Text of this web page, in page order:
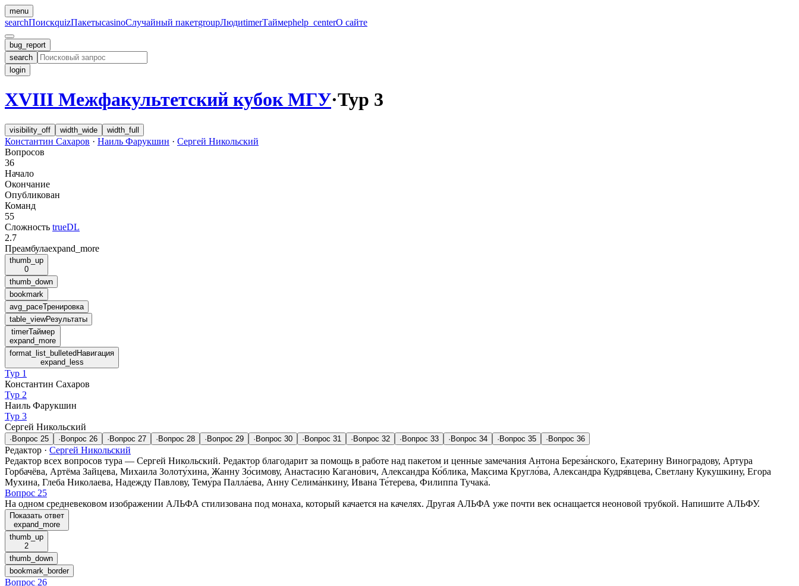
menu
searchПоискquizПакетыcasinoСлучайный пакетgroupЛюдиtimerТаймерhelp_centerО сайте
bug_report
search
login
XVIII Межфакультетский кубок МГУ·Тур 3
visibility_off width_wide width_full
Константин Сахаров · Наиль Фарукшин · Сергей Никольский
Вопросов
36
Начало
Окончание
Опубликован
Команд
55
Сложность trueDL
2.7
Преамбулаexpand_more
thumb_up
0
thumb_down
bookmark
avg_paceТренировка
table_viewРезультаты
timerТаймер
expand_more
format_list_bulleted Навигация
expand_less
Тур 1
Константин Сахаров
Тур 2
Наиль Фарукшин
Тур 3
Сергей Никольский
· Вопрос 25 · Вопрос 26 · Вопрос 27 · Вопрос 28 · Вопрос 29 · Вопрос 30 · Вопрос 31 · Вопрос 32 · Вопрос 33 · Вопрос 34 · Вопрос 35 · Вопрос 36
Редактор · Сергей Никольский
Редактор всех вопросов тура — Сергей Никольский. Редактор благодарит за помощь в работе над пакетом и ценные замечания Антона Береза́нского, Екатерину Виноградову, Артура
Горбачёва, Артёма Зайцева, Михаила Золоту́хина, Жанну Зо́симову, Анастасию Кагано́вич, Александра Ко́блика, Максима Кругло́ва, Александра Кудря́вцева, Светлану Кукушкину, Егора
Мухина, Глеба Николаева, Надежду Павлову, Тему́ра Палла́ева, Анну Селима́нкину, Ивана Те́терева, Филиппа Тучака́.
Вопрос 25
На одном средневековом изображении АЛЬФА стилизована под монаха, который качается на качелях. Другая АЛЬФА уже почти век оснащается неоновой трубкой. Напишите АЛЬФУ.
Показать ответ
expand_more
thumb_up
2
thumb_down
bookmark_border
Вопрос 26